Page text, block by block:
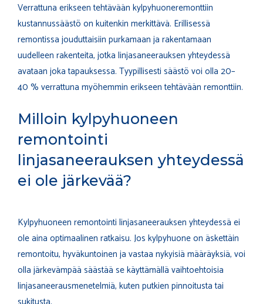
Verrattuna erikseen tehtävään kylpyhuoneremonttiin
kustannussäästö on kuitenkin merkittävä. Erillisessä
remontissa jouduttaisiin purkamaan ja rakentamaan
uudelleen rakenteita, jotka linjasaneerauksen yhteydessä
avataan joka tapauksessa. Tyypillisesti säästö voi olla 20–
40 % verrattuna myöhemmin erikseen tehtävään remonttiin.
Milloin kylpyhuoneen
remontointi
linjasaneerauksen yhteydessä
ei ole järkevää?
Kylpyhuoneen remontointi linjasaneerauksen yhteydessä ei
ole aina optimaalinen ratkaisu. Jos kylpyhuone on äskettäin
remontoitu, hyväkuntoinen ja vastaa nykyisiä määräyksiä, voi
olla järkevämpää säästää se käyttämällä vaihtoehtoisia
linjasaneerausmenetelmiä, kuten putkien pinnoitusta tai